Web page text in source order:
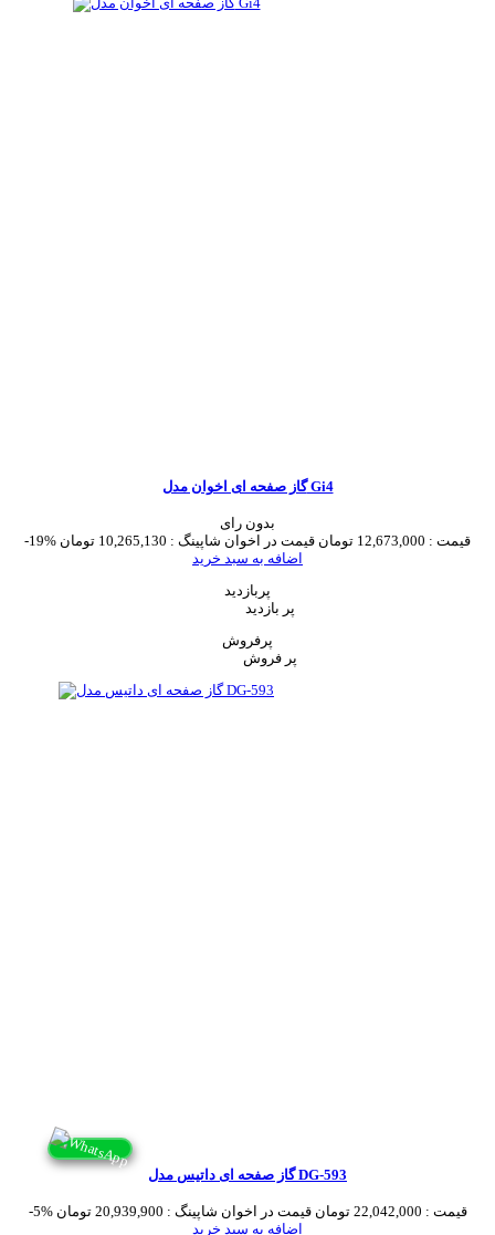
گاز صفحه ای اخوان مدل Gi4
بدون رای
-19%
قیمت : 12,673,000 تومان قیمت در اخوان شاپینگ : 10,265,130 تومان
اضافه به سبد خرید
پربازدید
پر بازدید
پرفروش
گاز صفحه ای داتیس مدل DG-593
-5% قیمت : 22,042,000 تومان قیمت در اخوان شاپینگ : 20,939,900 تومان
اضافه به سبد خرید